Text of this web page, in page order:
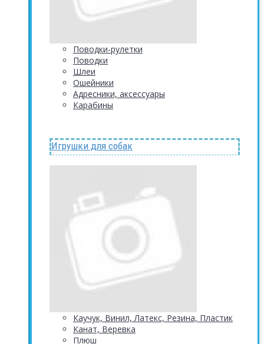
Поводки-рулетки
Поводки
Шлеи
Ошейники
Адресники, аксессуары
Карабины
Игрушки для собак
Каучук, Винил, Латекс, Резина, Пластик
Канат, Веревка
Плюш